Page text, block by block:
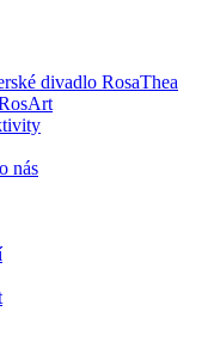
divadlo RosaThea
nás